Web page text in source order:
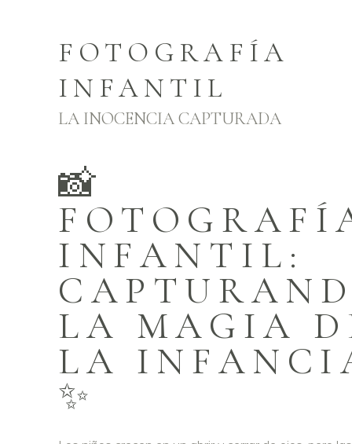
FOTOGRAFÍA
INFANTIL
LA INOCENCIA CAPTURADA
📸
INFANTIL:
LA MAGIA
LA
✨